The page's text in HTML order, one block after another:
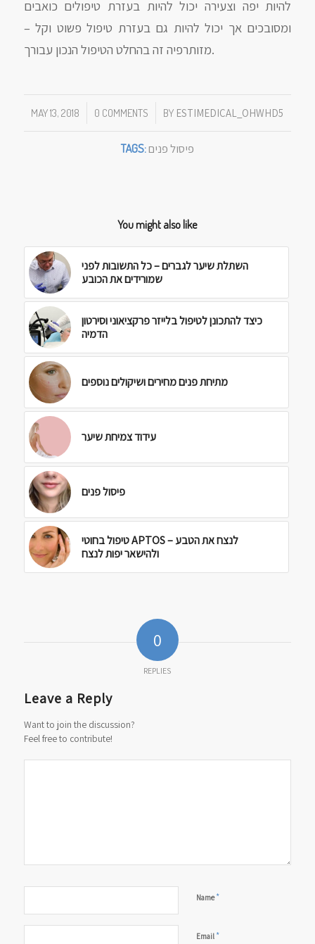
להיות יפה וצעירה יכול להיות בעזרת טיפולים כואבים
ומסובכים אך יכול להיות גם בעזרת טיפול פשוט וקל –
מזותרפיה זה בהחלט הטיפול הנכון עבורך.
MAY 13, 2018
/ 0 COMMENTS
/ BY ESTIMEDICAL_OHWHD5
TAGS:פיסול פנים
You might also like
השתלת שיער לגברים – כל התשובות לפני
שמורידים את הכובע
כיצד להתכונן לטיפול בלייזר פרקציאוני וסירטון
הדמיה
מתיחת פנים מחירים ושיקולים נוספים
עידוד צמיחת שיער
פיסול פנים
טיפול בחוטי APTOS – לנצח את הטבע
ולהישאר יפות לנצח
0
REPLIES
Leave a Reply
Want to join the discussion?
Feel free to contribute!
Name*
Email *